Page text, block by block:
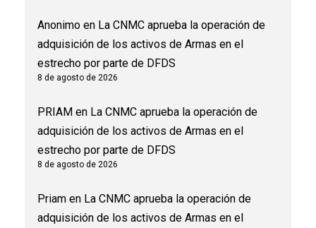
Anonimo en La CNMC aprueba la operación de
adquisición de los activos de Armas en el
estrecho por parte de DFDS
8 de agosto de 2026
PRIAM en La CNMC aprueba la operación de
adquisición de los activos de Armas en el
estrecho por parte de DFDS
8 de agosto de 2026
Priam en La CNMC aprueba la operación de
adquisición de los activos de Armas en el